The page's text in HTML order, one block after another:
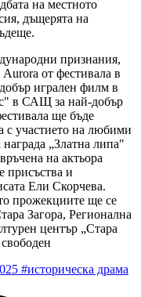
на местното
дъщерята на
признания,
от фестивала в
игрален филм в
в САЩ за най-добър
ще бъде
с участието на любими
„Златна липа"
на актьора
присъства и
Ели Скорчева.
прожекциите ще се
Загора, Регионална
център „Стара
#историческа драма